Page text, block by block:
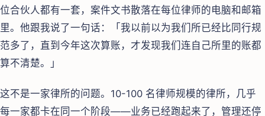
位合伙人都有一套，案件文书散落在每位律师的电脑和邮箱
里。他跟我说了一句话：「我以前以为我们所已经比同行规
范多了，直到今年这次算账，才发现我们连自己所里的账都
算不清楚。」
这不是一家律所的问题。10-100 名律师规模的律所，几乎
每一家都卡在同一个阶段——业务已经跑起来了，管理还停